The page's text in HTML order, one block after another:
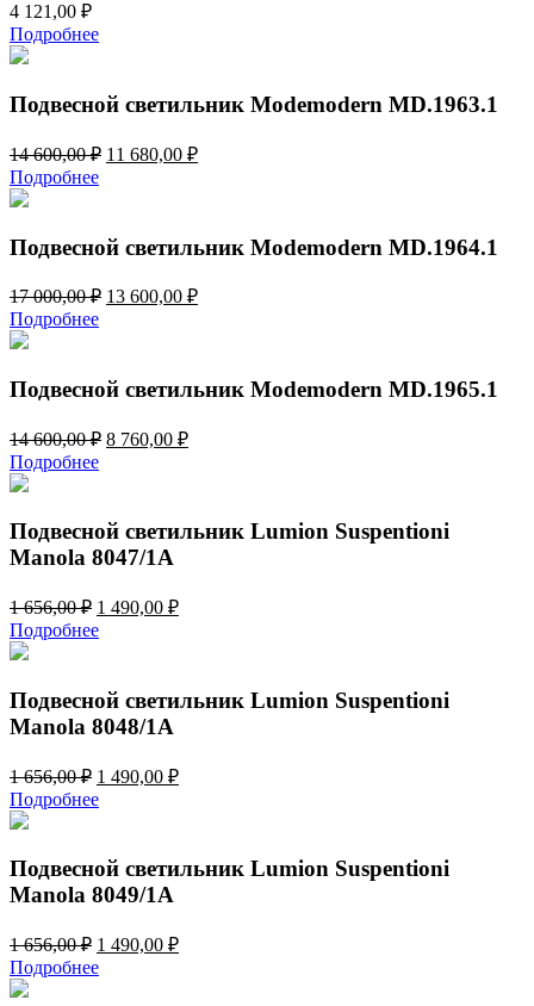
4 121,00 ₽
Подробнее
Подвесной светильник Modemodern MD.1963.1
14 600,00₽ Первоначальная
600,00 ₽.
11 680,00 ₽Текущая
Подробнее
Подвесной светильник Modemodern MD.1964.1
17 000,00₽ Первоначальная
000,00 ₽.
13 600,00 ₽Текущая
Подробнее
Подвесной светильник Modemodern MD.1965.1
14 600,00₽ Первоначальная
600,00 ₽.
8 760,00 ₽Текущая
Подробнее
Подвесной светильник Lumion Suspentioni
Manola 8047/1A
1 656,00₽ Первоначальная
цена
составляла
656,00 ₽.
1 490,00 ₽Текущая
Подробнее
Подвесной светильник Lumion Suspentioni
Manola 8048/1A
1 656,00₽ Первоначальная
цена
составляла
656,00 ₽.
1 490,00 ₽Текущая
Подробнее
Подвесной светильник Lumion Suspentioni
Manola 8049/1A
1 656,00₽ Первоначальная
цена
составляла
1 490,00 ₽Текущая
Подробнее